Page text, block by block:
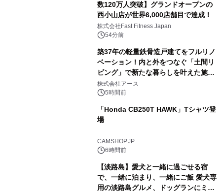
数120万人突破】グランドオープンの
西小山店が世界6,000店舗目で達成！
株式会社Fast Fitness Japan
54分前
築37年の軽量鉄骨造戸建てをフルリノ
ベーション！内と外をつなぐ「土間リ
ビング」で新たな暮らしを叶えた施工
事例を株式会社アースが公開
株式会社アース
5時間前
「Honda CB250T HAWK」Tシャツ登
場
CAMSHOP.JP
6時間前
【淡路島】愛犬と一緒に過ごせる宿
で、一緒に泊まり、一緒にご飯 愛犬専
用の淡路島グルメ、ドッグランにミニ